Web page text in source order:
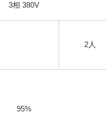
3相 380V
2人
95%